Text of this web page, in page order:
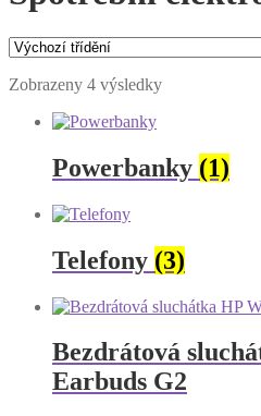
Zobrazeny 4 výsledky
Powerbanky (1)
Telefony (3)
Bezdrátová
Earbuds G2